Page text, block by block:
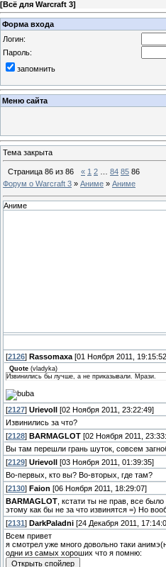
[Всё для Warcraft 3]
Форма входа
Логин:
Пароль:
запомнить
Меню сайта
Тема закрыта
Страница 86 из 86 « 1 2 84 85 86
Форум о Warcraft 3 » Аниме » Аниме
Аниме
[2126] Rassomaxa [01 Ноября 2011,
Quote (vladyka)
Извинились бы лучше, а не приказывали. Мрази.
[2127] Urievoll
[02 Ноября 2011, 23:22:49]
Извинились за что?
[2128] BARMAGLOT [02 Ноября 2011,
Вы там перешли грань шуток, совсем
[2129] Urievoll
[03 Ноября 2011, 01:39:35]
Во-первых, кто вы? Во-вторых, где там?
[2130] Faion [06 Ноября 2011, 18:29:07]
BARMAGLOT , кстати ты не прав, все
этому как бы не за что извинятся =) Но
[2131 ] DarkPaladni [24 Декабря 2011,
Всем привет
я смотрел уже много довольно таки
одни из самых хороших что я помню: